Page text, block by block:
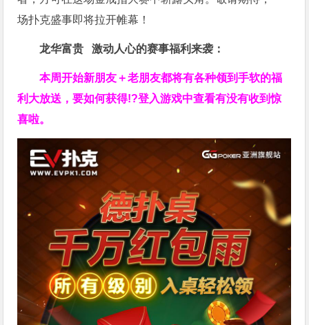
场扑克盛事即将拉开帷幕！
龙华富贵 激动人心的赛事福利来袭：
本周开始新朋友＋老朋友都将有各种领到手软的福
利大放送，要如何获得!?登入游戏中查看有没有收到惊
喜啦。